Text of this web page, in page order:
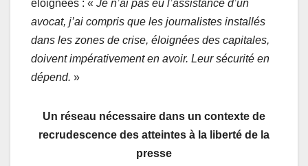
éloignées : « Je n’ai pas eu l’assistance d’un
avocat, j’ai compris que les journalistes installés
dans les zones de crise, éloignées des capitales,
doivent impérativement en avoir. Leur sécurité en
dépend. »
Un réseau nécessaire dans un contexte de
recrudescence des atteintes à la liberté de la
presse